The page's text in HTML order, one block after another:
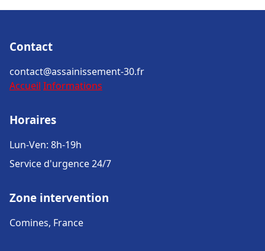
Contact
contact@assainissement-30.fr
Accueil Informations
Horaires
Lun-Ven: 8h-19h
Service d'urgence 24/7
Zone intervention
Comines, France